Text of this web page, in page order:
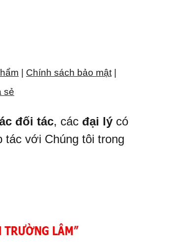
Chính sách bảo mật
sẻ
đối tác, các đại lý có
với Chúng tôi trong